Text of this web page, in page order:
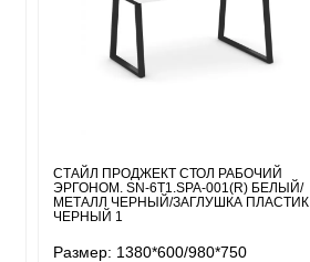
СТАЙЛ ПРОДЖЕКТ СТОЛ РАБОЧИЙ
ЭРГОНОМ. SN-6T1.SPA-001(R) БЕЛЫЙ/
МЕТАЛЛ ЧЕРНЫЙ/ЗАГЛУШКА ПЛАСТИК
ЧЕРНЫЙ 1
Размер: 1380*600/980*750